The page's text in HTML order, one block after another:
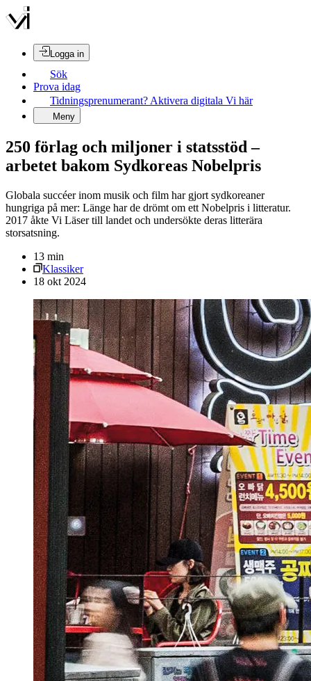
Logga in
Sök
Prova idag
Tidningsprenumerant? Aktivera digitala Vi här
Meny
250 förlag och miljoner i statsstöd –
arbetet bakom Sydkoreas Nobelpris
Globala succéer inom musik och film har gjort sydkoreaner
hungriga på mer: Länge har de drömt om ett Nobelpris i litteratur.
2017 åkte Vi Läser till landet och undersökte deras litterära
storsatsning.
13 min
Klassiker
18 okt 2024